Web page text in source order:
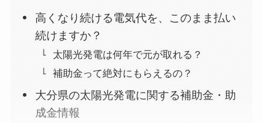
高くなり続ける電気代を、このまま払い
続けますか？
太陽光発電は何年で元が取れる？
補助金って絶対にもらえるの？
大分県の太陽光発電に関する補助金・助
成金情報